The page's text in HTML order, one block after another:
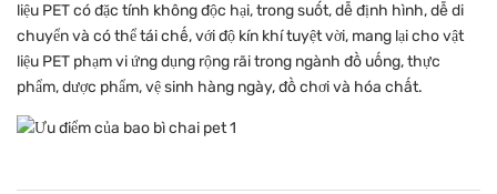
liệu PET có đặc tính không độc hại, trong suốt, dễ định hình, dễ di
chuyển và có thể tái chế, với độ kín khí tuyệt vời, mang lại cho vật
liệu PET phạm vi ứng dụng rộng rãi trong ngành đồ uống, thực
phẩm, dược phẩm, vệ sinh hàng ngày, đồ chơi và hóa chất.